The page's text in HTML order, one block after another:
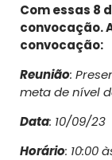
Com essas 8
convocação.
convocação:
Reunião:
meta de nível
Data: 10/09/23
Horário: 10:00